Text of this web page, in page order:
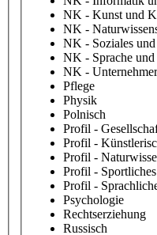
NK - Kunst und
NK -
NK - Soziales
NK - Sprache
NK -
Pflege
Physik
Polnisch
Profil -
Profil -
Profil -
Profil -
Profil -
Psychologie
Rechtserziehung
Russisch